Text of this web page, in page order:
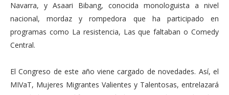
Navarra, y Asaari Bibang, conocida monologuista a nivel
nacional, mordaz y rompedora que ha participado en
programas como La resistencia, Las que faltaban o Comedy
Central.
El Congreso de este año viene cargado de novedades. Así, el
MIVaT, Mujeres Migrantes Valientes y Talentosas, entrelazará